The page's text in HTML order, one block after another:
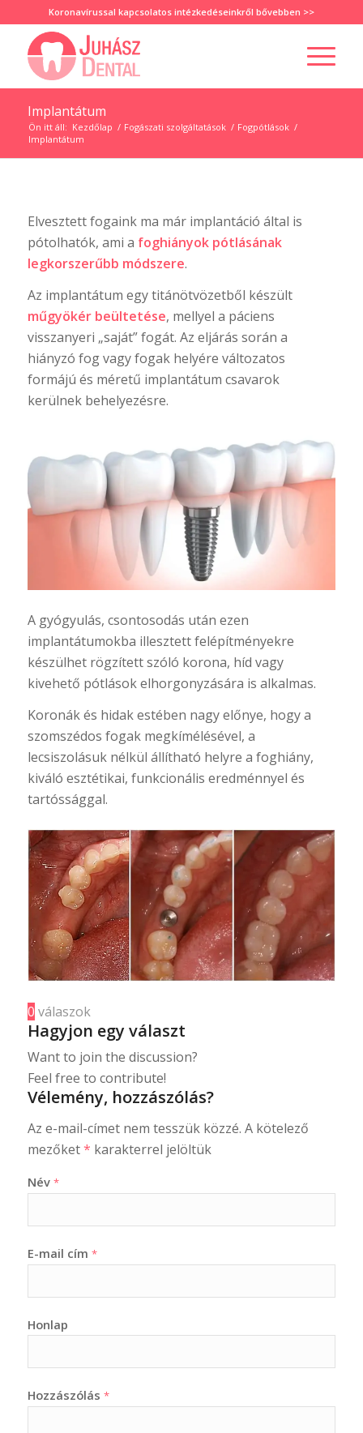
Koronavírussal kapcsolatos intézkedéseinkről bővebben >>
Implantátum
Ön itt áll: Kezdőlap / Fogászati szolgáltatások / Fogpótlások /
Implantátum
Elvesztett fogaink ma már implantáció által is
pótolhatók, ami a foghiányok pótlásának
legkorszerűbb módszere.
Az implantátum egy titánötvözetből készült
műgyökér beültetése, mellyel a páciens
visszanyeri „saját” fogát. Az eljárás során a
hiányzó fog vagy fogak helyére változatos
formájú és méretű implantátum csavarok
kerülnek behelyezésre.
A gyógyulás, csontosodás után ezen
implantátumokba illesztett felépítményekre
készülhet rögzített szóló korona, híd vagy
kivehető pótlások elhorgonyzására is alkalmas.
Koronák és hidak estében nagy előnye, hogy a
szomszédos fogak megkímélésével, a
lecsiszolásuk nélkül állítható helyre a foghiány,
kiváló esztétikai, funkcionális eredménnyel és
tartóssággal.
0 válaszok
Hagyjon egy választ
Want to join the discussion?
Feel free to contribute!
Vélemény, hozzászólás?
Az e-mail-címet nem tesszük közzé. A kötelező
mezőket* karakterrel jelöltük
Név *
E-mail cím *
Honlap
Hozzászólás *